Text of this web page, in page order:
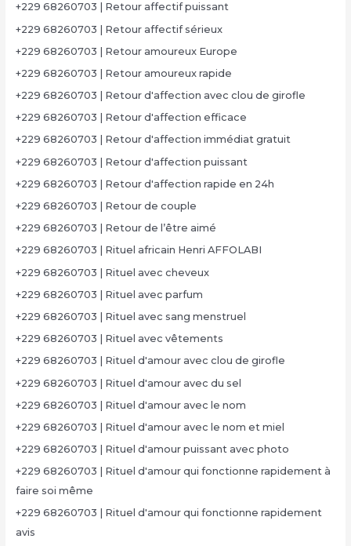
+229 68260703 | Retour affectif puissant
+229 68260703 | Retour affectif sérieux
+229 68260703 | Retour amoureux Europe
+229 68260703 | Retour amoureux rapide
+229 68260703 | Retour d'affection avec clou de girofle
+229 68260703 | Retour d'affection efficace
+229 68260703 | Retour d'affection immédiat gratuit
+229 68260703 | Retour d'affection puissant
+229 68260703 | Retour d'affection rapide en 24h
+229 68260703 | Retour de couple
+229 68260703 | Retour de l’être aimé
+229 68260703 | Rituel africain Henri AFFOLABI
+229 68260703 | Rituel avec cheveux
+229 68260703 | Rituel avec parfum
+229 68260703 | Rituel avec sang menstruel
+229 68260703 | Rituel avec vêtements
+229 68260703 | Rituel d'amour avec clou de girofle
+229 68260703 | Rituel d'amour avec du sel
+229 68260703 | Rituel d'amour avec le nom
+229 68260703 | Rituel d'amour avec le nom et miel
+229 68260703 | Rituel d'amour puissant avec photo
+229 68260703 | Rituel d'amour qui fonctionne rapidement à
faire soi même
+229 68260703 | Rituel d'amour qui fonctionne rapidement
avis